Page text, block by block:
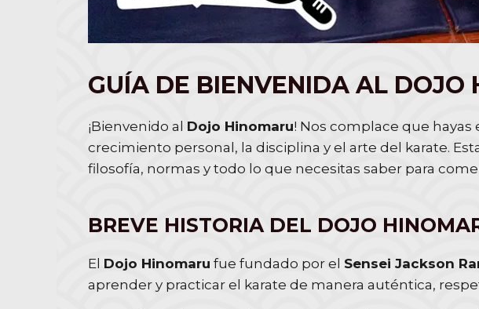
GUÍA DE BIENVENIDA AL DOJO
¡Bienvenido al Dojo Hinomaru! Nos complace que
crecimiento personal, la disciplina y el arte del karate.
filosofía, normas y todo lo que necesitas saber para
BREVE HISTORIA DEL DOJO
El Dojo Hinomaru fue fundado por el Sensei Jackson
aprender y practicar el karate de manera auténtica,